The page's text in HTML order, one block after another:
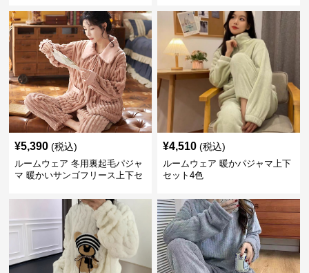
¥5,390 (税込)
ルームウェア 冬用裏起毛パジャ
マ 暖かいサンゴフリース上下セ
¥4,510 (税込)
ルームウェア 暖かパジャマ上下
セット4色